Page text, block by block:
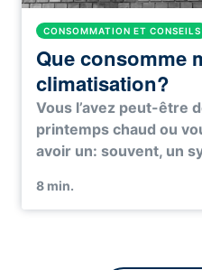
CONSOMMATION ET CONSEILS
Que consomme
climatisation?
Vous l’avez peut-être
printemps chaud ou
avoir un: souvent, un
8 min.